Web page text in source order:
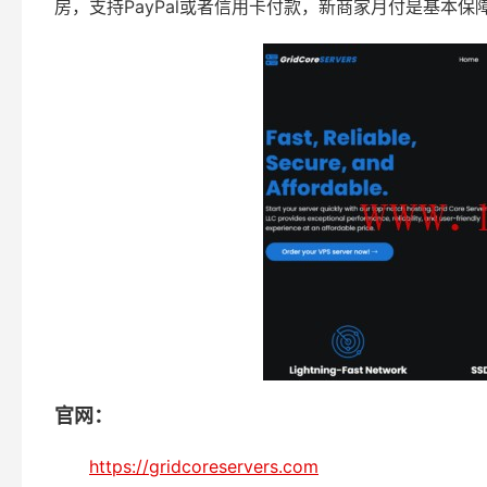
房，支持PayPal或者信用卡付款，新商家月付是基本保
官网：
https://gridcoreservers.com